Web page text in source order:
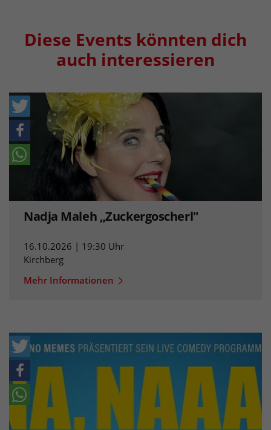
Diese Events könnten dich
auch interessieren
Nadja Maleh „Zuckergoscherl"
16.10.2026 | 19:30 Uhr
Kirchberg
Mehr Informationen